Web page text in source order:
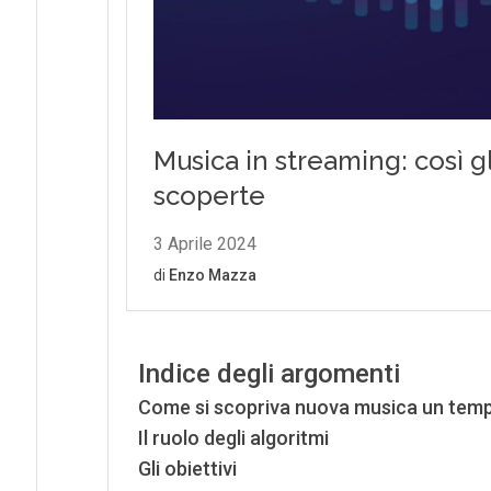
Indice degli argomenti
Come si scopriva nuova musica un
Il ruolo degli algoritmi
Gli obiettivi